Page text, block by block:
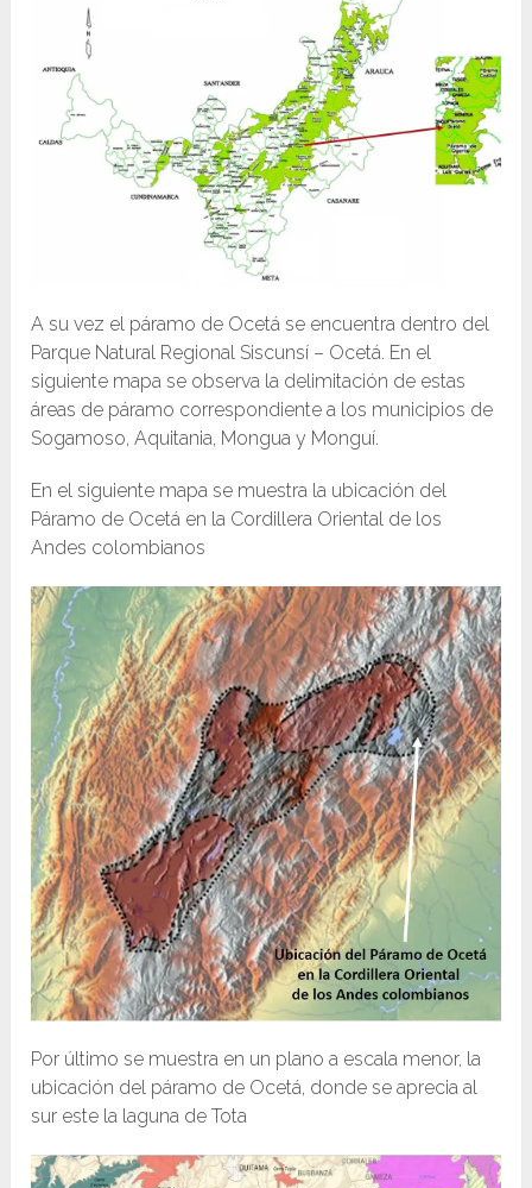
A su vez el páramo de Ocetá se encuentra dentro del
Parque Natural Regional Siscunsí – Ocetá. En el
siguiente mapa se observa la delimitación de estas
áreas de páramo correspondiente a los municipios de
Sogamoso, Aquitania, Mongua y Monguí.
En el siguiente mapa se muestra la ubicación del
Páramo de Ocetá en la Cordillera Oriental de los
Andes colombianos
Por último se muestra en un plano a escala menor, la
ubicación del páramo de Ocetá, donde se aprecia al
sur este la laguna de Tota